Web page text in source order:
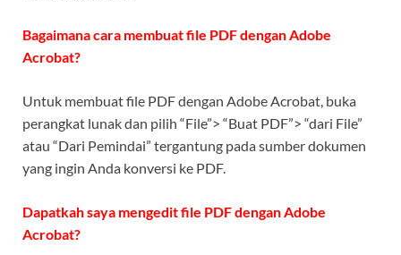
Bagaimana cara membuat file PDF dengan Adobe
Acrobat?
Untuk membuat file PDF dengan Adobe Acrobat, buka
perangkat lunak dan pilih “File”> “Buat PDF”> “dari File”
atau “Dari Pemindai” tergantung pada sumber dokumen
yang ingin Anda konversi ke PDF.
Dapatkah saya mengedit file PDF dengan Adobe
Acrobat?